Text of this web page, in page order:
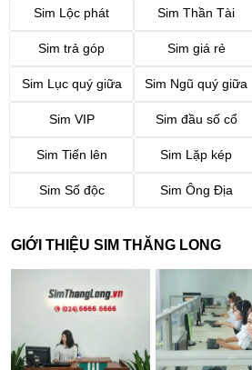
Sim Lộc phát Sim Thần Tài
Sim trả góp Sim giá rẻ
Sim Lục quý giữa Sim Ngũ quý giữa
Sim VIP Sim đầu số cổ
Sim Tiến lên Sim Lặp kép
Sim Số độc Sim Ông Địa
GIỚI THIỆU SIM THĂNG LONG